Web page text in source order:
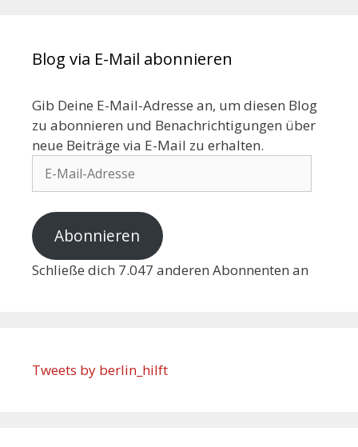
Blog via E-Mail abonnieren
Gib Deine E-Mail-Adresse an, um diesen Blog
zu abonnieren und Benachrichtigungen über
neue Beiträge via E-Mail zu erhalten.
Abonnieren
Schließe dich 7.047 anderen Abonnenten an
Tweets by berlin_hilft